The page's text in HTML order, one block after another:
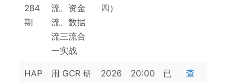
284
期
流、资金
流、数据
流三流合
一实战
四）
HAP
用 GCR 研
2026
20:00
已
查